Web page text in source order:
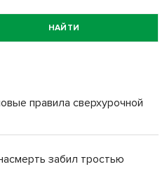
НАЙТИ
правила сверхурочной
забил тростью